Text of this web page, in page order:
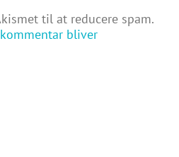
til at reducere spam.
bliver